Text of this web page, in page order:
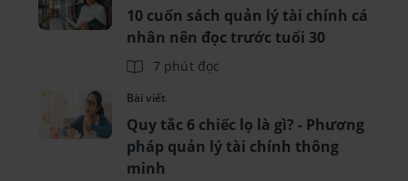
10 cuốn sách quản lý tài chính cá
nhân nên đọc trước tuổi 30
7 phút đọc
Bài viết
Quy tắc 6 chiếc lọ là gì? - Phương
pháp quản lý tài chính thông
minh